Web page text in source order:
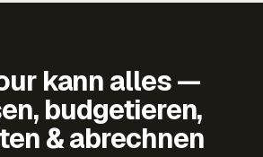
kann alles —
budgetieren,
& abrechnen